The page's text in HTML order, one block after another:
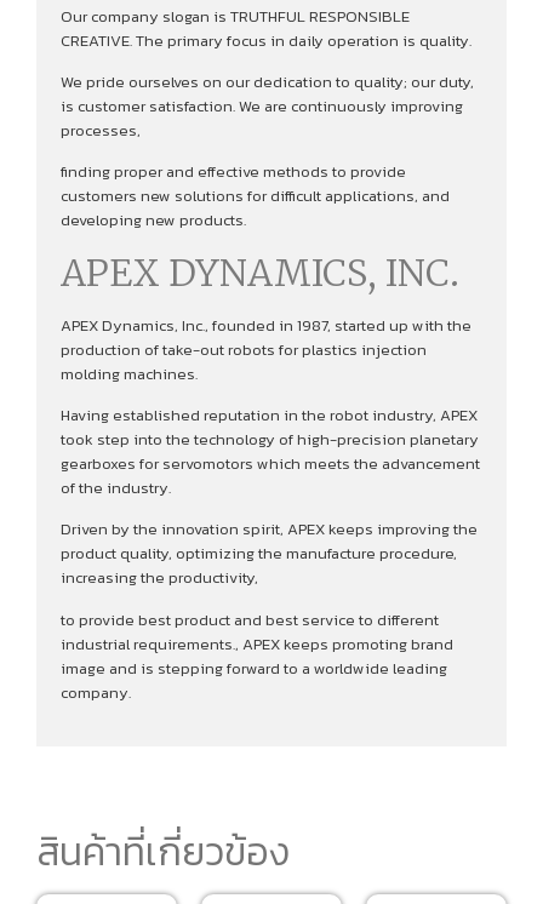
Our company slogan is TRUTHFUL RESPONSIBLE
CREATIVE. The primary focus in daily operation is quality.
We pride ourselves on our dedication to quality; our duty,
is customer satisfaction. We are continuously improving
processes,
finding proper and effective methods to provide
customers new solutions for difficult applications, and
developing new products.
APEX DYNAMICS, INC.
APEX Dynamics, Inc., founded in 1987, started up with the
production of take-out robots for plastics injection
molding machines.
Having established reputation in the robot industry, APEX
took step into the technology of high-precision planetary
gearboxes for servomotors which meets the advancement
of the industry.
Driven by the innovation spirit, APEX keeps improving the
product quality, optimizing the manufacture procedure,
increasing the productivity,
to provide best product and best service to different
industrial requirements., APEX keeps promoting brand
image and is stepping forward to a worldwide leading
company.
สินค้าที่เกี่ยวข้อง